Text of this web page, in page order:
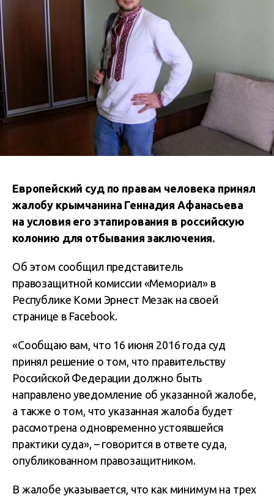
Европейский суд по правам человека принял
жалобу крымчанина Геннадия Афанасьева
на условия его этапирования в российскую
колонию для отбывания заключения.
Об этом сообщил представитель
правозащитной комиссии «Мемориал» в
Республике Коми Эрнест Мезак на своей
странице в Facebook.
«Сообщаю вам, что 16 июня 2016 года суд
принял решение о том, что правительству
Российской Федерации должно быть
направлено уведомление об указанной жалобе,
а также о том, что указанная жалоба будет
рассмотрена одновременно устоявшейся
практики суда», – говорится в ответе суда,
опубликованном правозащитником.
В жалобе указывается, что как минимум на трех